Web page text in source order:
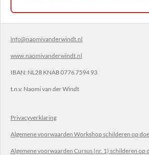
info@naomivanderwindt.nl
www.naomivanderwindt.nl
IBAN: NL28 KNAB 0776 7594 93
t.n.v. Naomi van der Windt
Privacyverklaring
Algemene voorwaarden Workshop schilderen op
Algemene voorwaarden Cursus (nr. 1) schilderen op